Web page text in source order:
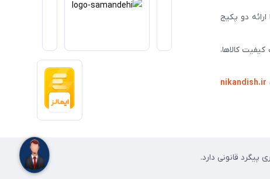
با ارائه دو پکیج
کالاها،
nikandish.ir
قانونی دارد.